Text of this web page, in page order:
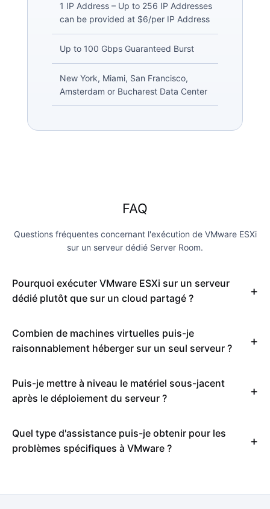
1 IP Address – Up to 256 IP Addresses
can be provided at $6/per IP Address
Up to 100 Gbps Guaranteed Burst
New York, Miami, San Francisco,
Amsterdam or Bucharest Data Center
FAQ
Questions fréquentes concernant l'exécution de VMware ESXi
sur un serveur dédié Server Room.
Pourquoi exécuter VMware ESXi sur un serveur
dédié plutôt que sur un cloud partagé ?
Combien de machines virtuelles puis-je
raisonnablement héberger sur un seul serveur ?
Puis-je mettre à niveau le matériel sous-jacent
après le déploiement du serveur ?
Quel type d'assistance puis-je obtenir pour les
problèmes spécifiques à VMware ?